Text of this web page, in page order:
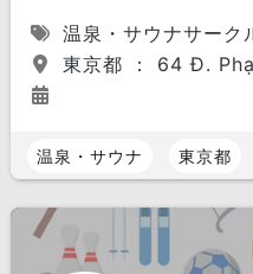
温泉・サウナサーク
東京都 ： 64 Đ.
温泉・サウナ 東京都